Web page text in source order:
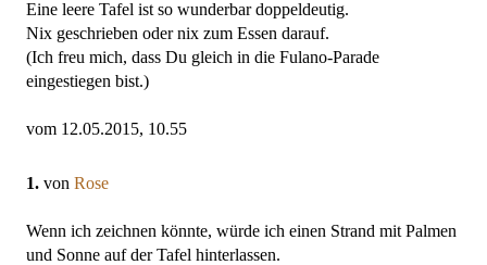
Eine leere Tafel ist so wunderbar doppeldeutig.
Nix geschrieben oder nix zum Essen darauf.
(Ich freu mich, dass Du gleich in die Fulano-Parade
eingestiegen bist.)
vom 12.05.2015, 10.55
1. von Rose
Wenn ich zeichnen könnte, würde ich einen Strand mit Palmen
und Sonne auf der Tafel hinterlassen.